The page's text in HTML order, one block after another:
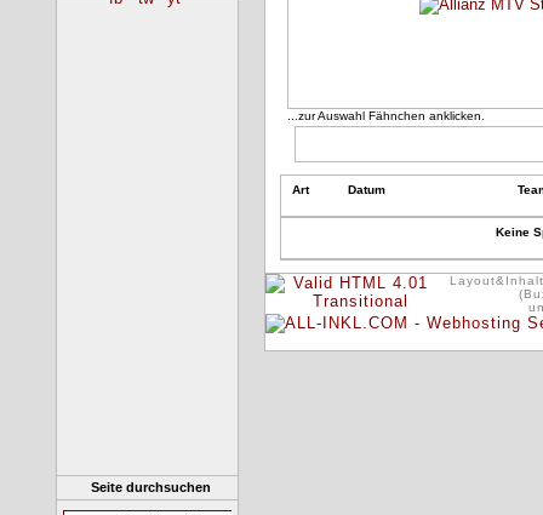
Seite durchsuchen
...zur Auswahl Fähnchen anklicken.
Art Datum
Keine